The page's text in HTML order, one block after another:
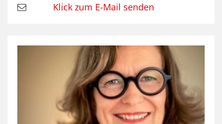
Klick zum E-Mail senden